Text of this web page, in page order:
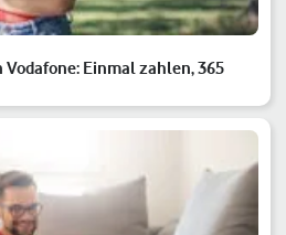
Einmal zahlen, 365